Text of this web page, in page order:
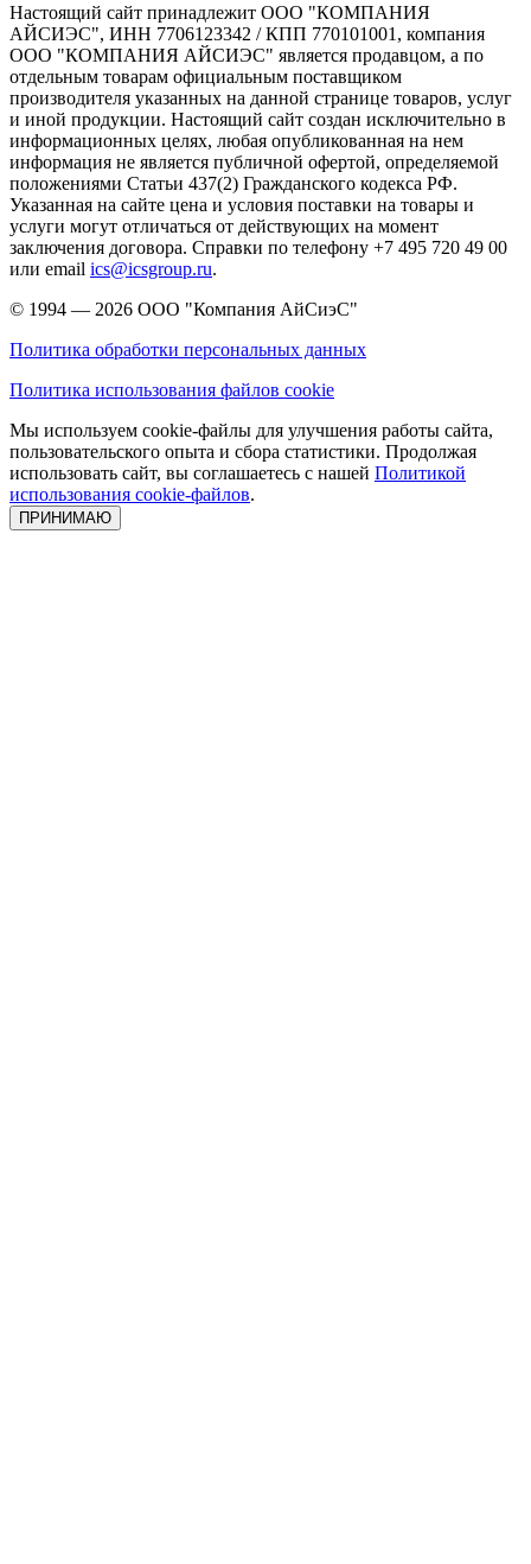
Настоящий сайт принадлежит ООО "КОМПАНИЯ
АЙСИЭС", ИНН 7706123342 / КПП 770101001, компания
ООО "КОМПАНИЯ АЙСИЭС" является продавцом, а по
отдельным товарам официальным поставщиком
производителя указанных на данной странице товаров, услуг
и иной продукции. Настоящий сайт создан исключительно в
информационных целях, любая опубликованная на нем
информация не является публичной офертой, определяемой
положениями Статьи 437(2) Гражданского кодекса РФ.
Указанная на сайте цена и условия поставки на товары и
услуги могут отличаться от действующих на момент
заключения договора. Справки по телефону +7 495 720 49 00
или email ics@icsgroup.ru.
© 1994 — 2026 ООО "Компания АйСиэС"
Политика обработки персональных данных
Политика использования файлов cookie
Мы используем cookie-файлы для улучшения работы сайта,
пользовательского опыта и сбора статистики. Продолжая
использовать сайт, вы соглашаетесь с нашей Политикой
использования cookie-файлов.
ПРИНИМАЮ